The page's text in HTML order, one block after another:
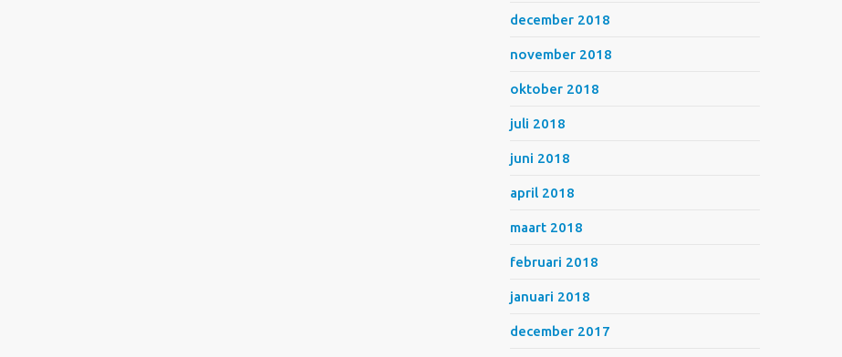
december 2018
november 2018
oktober 2018
juli 2018
juni 2018
april 2018
maart 2018
februari 2018
januari 2018
december 2017